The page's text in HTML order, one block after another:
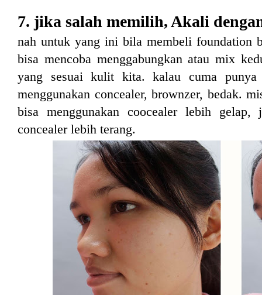
7. jika salah memilih, Akali
nah untuk yang ini bila membeli foundation
bisa mencoba menggabungkan atau mix
yang sesuai kulit kita. kalau cuma
menggunakan concealer, brownzer, bedak.
bisa menggunakan coocealer lebih
concealer lebih terang.